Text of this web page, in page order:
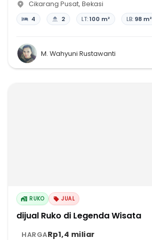
Cikarang Pusat, Bekasi
4 2 LT:100 m² LB: 98 m²
M. Wahyuni Rustawanti
RUKO JUAL
dijual Ruko di Legenda Wisata
HARGARp1,4 miliar